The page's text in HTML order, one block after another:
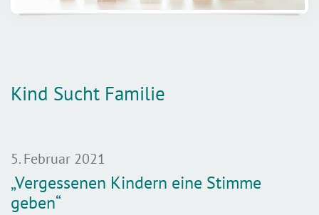
Kind Sucht Familie
5. Februar 2021
„Vergessenen Kindern eine Stimme
geben“